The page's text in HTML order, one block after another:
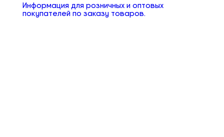
Информация для розничных и оптовых
покупателей по заказу товаров.